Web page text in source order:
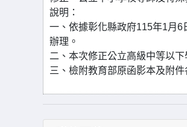
說明：
一、依據彰化縣政府115年1月
辦理。
二、本次修正公立高級中等以
三、檢附教育部原函影本及附件